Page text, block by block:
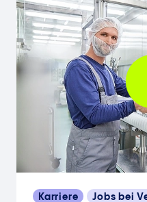
Karriere Jobs bei